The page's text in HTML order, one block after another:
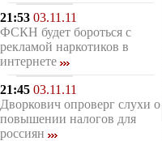
21:53 03.11.11
ФСКН будет бороться с
рекламой наркотиков в
интернете
21:45 03.11.11
Дворкович опроверг слухи о
повышении налогов для
россиян